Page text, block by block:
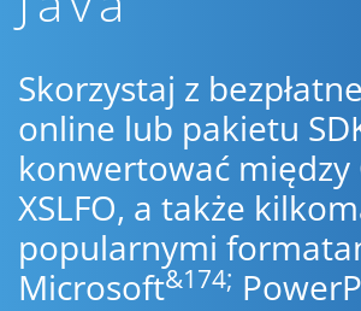
Skorzystaj z
online lub pakietu
konwertować między
XSLFO, a także
popularnymi
Microsoft&174;